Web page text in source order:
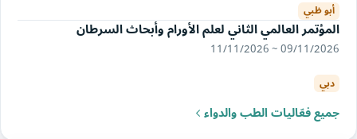
أبو ظبي
المؤتمر العالمي الثاني لعلم الأورام وأبحاث السرطان
09/11/2026 ~ 11/11/2026
دبي
جميع فعّاليات الطب والدواء